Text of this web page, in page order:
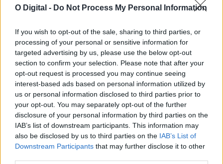
O Digital - Do Not Process My Personal Information
If you wish to opt-out of the sale, sharing to third parties, or
processing of your personal or sensitive information for
targeted advertising by us, please use the below opt-out
section to confirm your selection. Please note that after your
opt-out request is processed you may continue seeing
interest-based ads based on personal information utilized by
us or personal information disclosed to third parties prior to
your opt-out. You may separately opt-out of the further
disclosure of your personal information by third parties on the
IAB’s list of downstream participants. This information may
also be disclosed by us to third parties on the IAB’s List of
Downstream Participants that may further disclose it to other
Mais notícias